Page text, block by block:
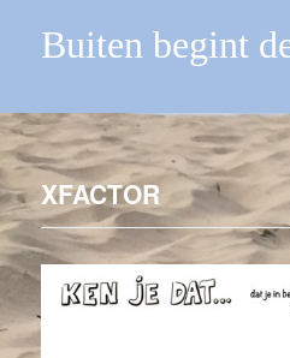
Buiten begint
XFACTOR